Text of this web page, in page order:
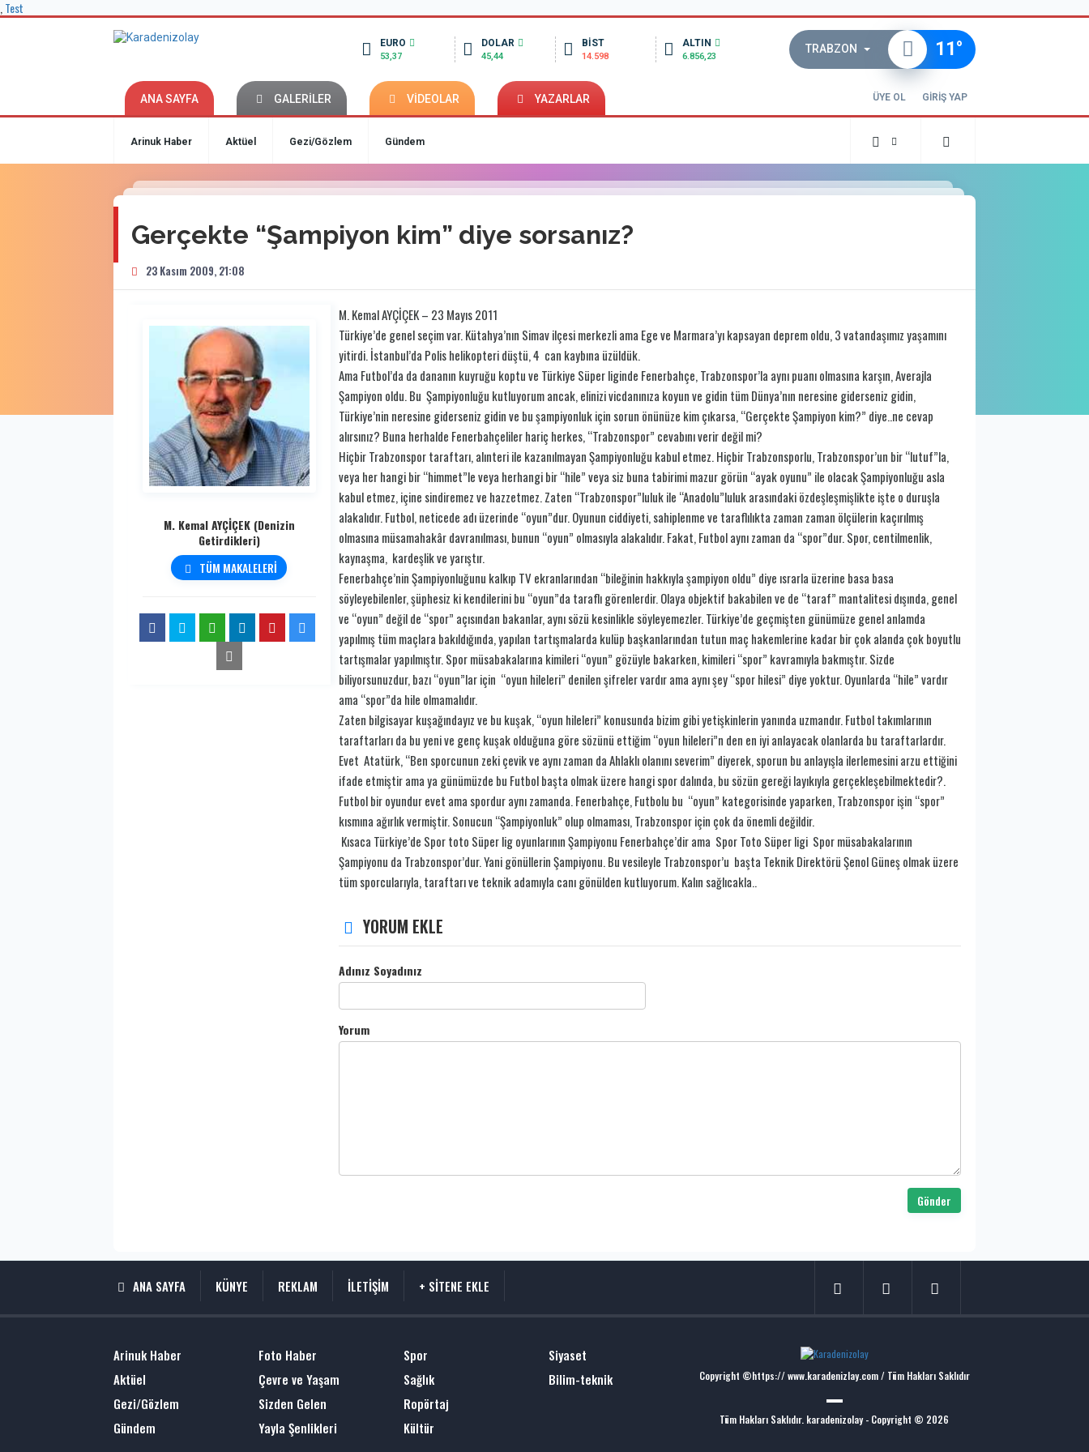
Test
EURO
53,37
DOLAR
45,44
BİST
14.598
ALTIN
6.856,23
TRABZON 11°
ANA SAYFA GALERİLER VİDEOLAR YAZARLAR ÜYE OL GİRİŞ YAP
Arinuk Haber Aktüel Gezi/Gözlem Gündem
Gerçekte “Şampiyon kim” diye sorsanız?
23 Kasım 2009, 21:08
M. Kemal AYÇİÇEK (Denizin
Getirdikleri)
TÜM MAKALELERİ
M. Kemal AYÇİÇEK – 23 Mayıs 2011
Türkiye’de genel seçim var. Kütahya’nın Simav ilçesi merkezli ama Ege ve Marmara’yı kapsayan deprem oldu, 3 vatandaşımız yaşamını
yitirdi. İstanbul’da Polis helikopteri düştü, 4 can kaybına üzüldük.
Ama Futbol’da da dananın kuyruğu koptu ve Türkiye Süper liginde Fenerbahçe, Trabzonspor’la aynı puanı olmasına karşın, Averajla
Şampiyon oldu. Bu Şampiyonluğu kutluyorum ancak, elinizi vicdanınıza koyun ve gidin tüm Dünya’nın neresine giderseniz gidin,
Türkiye’nin neresine giderseniz gidin ve bu şampiyonluk için sorun önünüze kim çıkarsa, “Gerçekte Şampiyon kim?” diye..ne cevap
alırsınız? Buna herhalde Fenerbahçeliler hariç herkes, “Trabzonspor” cevabını verir değil mi?
Hiçbir Trabzonspor taraftarı, alınteri ile kazanılmayan Şampiyonluğu kabul etmez. Hiçbir Trabzonsporlu, Trabzonspor’un bir “lutuf”la,
veya her hangi bir “himmet”le veya herhangi bir “hile” veya siz buna tabirimi mazur görün “ayak oyunu” ile olacak Şampiyonluğu asla
kabul etmez, içine sindiremez ve hazzetmez. Zaten “Trabzonspor”luluk ile “Anadolu”luluk arasındaki özdeşleşmişlikte işte o duruşla
alakalıdır. Futbol, neticede adı üzerinde “oyun”dur. Oyunun ciddiyeti, sahiplenme ve taraflılıkta zaman zaman ölçülerin kaçırılmış
olmasına müsamahakâr davranılması, bunun “oyun” olmasıyla alakalıdır. Fakat, Futbol aynı zaman da “spor”dur. Spor, centilmenlik,
kaynaşma, kardeşlik ve yarıştır.
Fenerbahçe’nin Şampiyonluğunu kalkıp TV ekranlarından “bileğinin hakkıyla şampiyon oldu” diye ısrarla üzerine basa basa
söyleyebilenler, şüphesiz ki kendilerini bu “oyun”da taraflı görenlerdir. Olaya objektif bakabilen ve de “taraf” mantalitesi dışında, genel
ve “oyun” değil de “spor” açısından bakanlar, aynı sözü kesinlikle söyleyemezler. Türkiye’de geçmişten günümüze genel anlamda
yapılmış tüm maçlara bakıldığında, yapılan tartışmalarda kulüp başkanlarından tutun maç hakemlerine kadar bir çok alanda çok boyutlu
tartışmalar yapılmıştır. Spor müsabakalarına kimileri “oyun” gözüyle bakarken, kimileri “spor” kavramıyla bakmıştır. Sizde
biliyorsunuzdur, bazı “oyun”lar için “oyun hileleri” denilen şifreler vardır ama aynı şey “spor hilesi” diye yoktur. Oyunlarda “hile” vardır
ama “spor”da hile olmamalıdır.
Zaten bilgisayar kuşağındayız ve bu kuşak, “oyun hileleri” konusunda bizim gibi yetişkinlerin yanında uzmandır. Futbol takımlarının
taraftarları da bu yeni ve genç kuşak olduğuna göre sözünü ettiğim “oyun hileleri”n den en iyi anlayacak olanlarda bu taraftarlardır.
Evet Atatürk, “Ben sporcunun zeki çevik ve aynı zaman da Ahlaklı olanını severim” diyerek, sporun bu anlayışla ilerlemesini arzu ettiğini
ifade etmiştir ama ya günümüzde bu Futbol başta olmak üzere hangi spor dalında, bu sözün gereği layıkıyla gerçekleşebilmektedir?.
Futbol bir oyundur evet ama spordur aynı zamanda. Fenerbahçe, Futbolu bu “oyun” kategorisinde yaparken, Trabzonspor işin “spor”
kısmına ağırlık vermiştir. Sonucun “Şampiyonluk” olup olmaması, Trabzonspor için çok da önemli değildir.
Kısaca Türkiye’de Spor toto Süper lig oyunlarının Şampiyonu Fenerbahçe’dir ama Spor Toto Süper ligi Spor müsabakalarının
Şampiyonu da Trabzonspor’dur. Yani gönüllerin Şampiyonu. Bu vesileyle Trabzonspor’u başta Teknik Direktörü Şenol Güneş olmak üzere
tüm sporcularıyla, taraftarı ve teknik adamıyla canı gönülden kutluyorum. Kalın sağlıcakla..
YORUM EKLE
Adınız Soyadınız
Yorum
Gönder
ANA SAYFA KÜNYE REKLAM İLETİŞİM + SİTENE EKLE
Arinuk Haber
Aktüel
Gezi/Gözlem
Gündem
Foto Haber
Çevre ve Yaşam
Sizden Gelen
Yayla Şenlikleri
Spor
Sağlık
Ropörtaj
Kültür
Siyaset
Bilim-teknik
Copyright ©https:// www.karadenizlay.com / Tüm Hakları Saklıdır
Tüm Hakları Saklıdır. karadenizolay - Copyright © 2026